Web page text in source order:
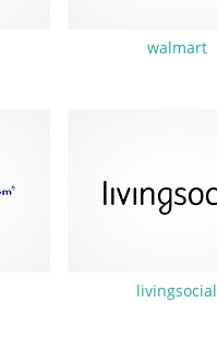
walmart
livingsocial